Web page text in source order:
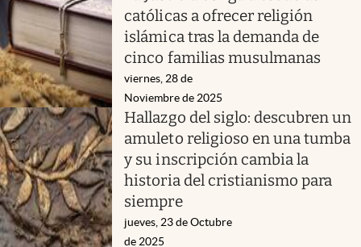
católicas a ofrecer religión
islámica tras la demanda de
cinco familias musulmanas
viernes, 28 de
Noviembre de 2025
Hallazgo del siglo: descubren un
amuleto religioso en una tumba
y su inscripción cambia la
historia del cristianismo para
siempre
jueves, 23 de Octubre
de 2025